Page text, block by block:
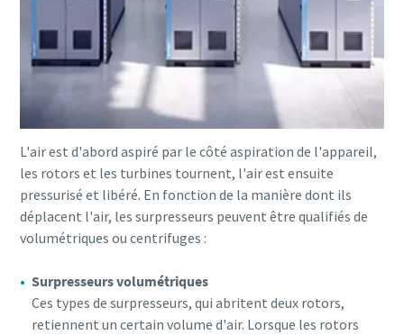
10 étapes pour une production éco-
responsable et plus efficace
Réduction des émissions de carbone pour une production
éco-responsable - Tout ce que vous devez savoir
En savoir plus
L'air est d'abord aspiré par le côté aspiration de l'appareil,
les rotors et les turbines tournent, l'air est ensuite
pressurisé et libéré. En fonction de la manière dont ils
déplacent l'air, les surpresseurs peuvent être qualifiés de
volumétriques ou centrifuges :
Surpresseurs volumétriques
Ces types de surpresseurs, qui abritent deux rotors,
retiennent un certain volume d'air. Lorsque les rotors